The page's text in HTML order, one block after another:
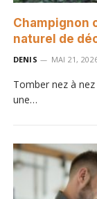
Champignon
naturel de
DENIS MAI 21,
Tomber nez à
une…